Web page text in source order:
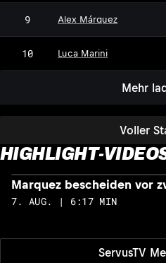
Voller
9 Alex Márquez
10 Luca Marini
Mehr
HIGHLIGHT-
ServusTV
Marquez bescheiden vor
7. AUG. | 6:17 MIN